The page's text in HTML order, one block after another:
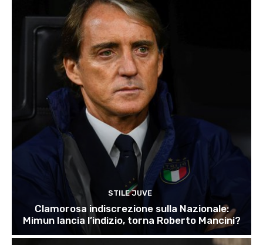
STILE JUVE
Clamorosa indiscrezione sulla Nazionale:
Mimun lancia l’indizio, torna Roberto Mancini?